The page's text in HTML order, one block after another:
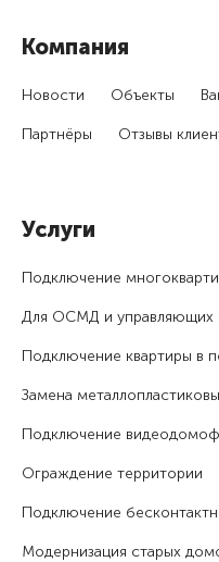
Компания
Новости Объекты
Партнёры Отзывы
Услуги
Подключение
Для ОСМД и управляющих
Подключение квартиры в
Замена
Подключение
Ограждение территории
Подключение
Модернизация старых